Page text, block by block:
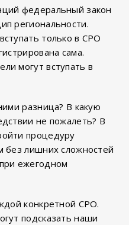
федеральный закон
региональности.
только в СРО
сама.
могут вступать в
разница? В какую
не пожалеть? В
процедуру
без лишних сложностей
ежегодном
конкретной СРО.
подсказать наши